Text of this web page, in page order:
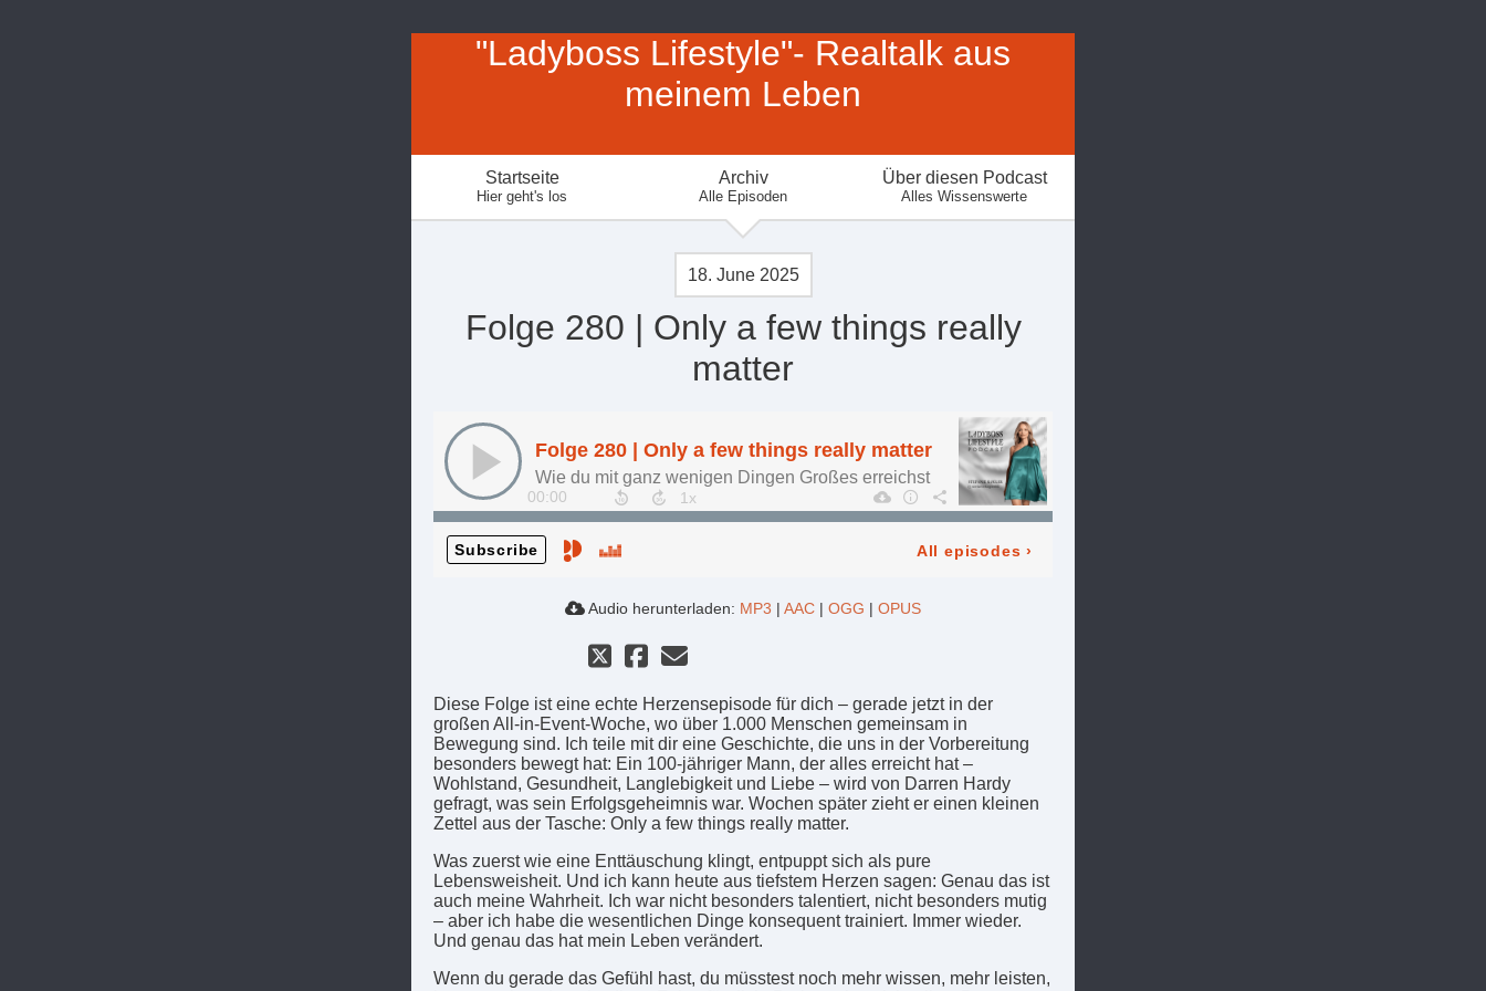
"Ladyboss Lifestyle"- Realtalk aus
meinem Leben
Startseite
Hier geht's los
Archiv
Alle Episoden
Über diesen Podcast
Alles Wissenswerte
18. June 2025
Folge 280 | Only a few things really
matter
Folge 280 | Only a few things really matter
Wie du mit ganz wenigen Dingen Großes erreichst
00:00
Subscribe All episodes ›
Audio herunterladen: MP3 | AAC | OGG | OPUS
Diese Folge ist eine echte Herzensepisode für dich – gerade jetzt in der
großen All-in-Event-Woche, wo über 1.000 Menschen gemeinsam in
Bewegung sind. Ich teile mit dir eine Geschichte, die uns in der Vorbereitung
besonders bewegt hat: Ein 100-jähriger Mann, der alles erreicht hat –
Wohlstand, Gesundheit, Langlebigkeit und Liebe – wird von Darren Hardy
gefragt, was sein Erfolgsgeheimnis war. Wochen später zieht er einen kleinen
Zettel aus der Tasche: Only a few things really matter.
Was zuerst wie eine Enttäuschung klingt, entpuppt sich als pure
Lebensweisheit. Und ich kann heute aus tiefstem Herzen sagen: Genau das ist
auch meine Wahrheit. Ich war nicht besonders talentiert, nicht besonders mutig
– aber ich habe die wesentlichen Dinge konsequent trainiert. Immer wieder.
Und genau das hat mein Leben verändert.
Wenn du gerade das Gefühl hast, du müsstest noch mehr wissen, mehr leisten,